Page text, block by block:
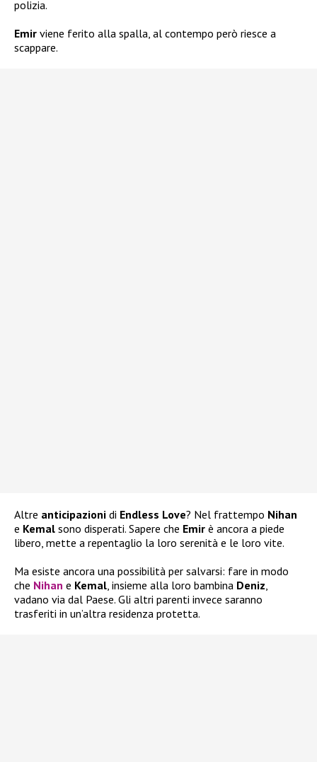
polizia.
Emir viene ferito alla spalla, al contempo però riesce a
scappare.
Altre anticipazioni di Endless Love? Nel frattempo Nihan
e Kemal sono disperati. Sapere che Emir è ancora a piede
libero, mette a repentaglio la loro serenità e le loro vite.
Ma esiste ancora una possibilità per salvarsi: fare in modo
che Nihan e Kemal, insieme alla loro bambina Deniz,
vadano via dal Paese. Gli altri parenti invece saranno
trasferiti in un’altra residenza protetta.